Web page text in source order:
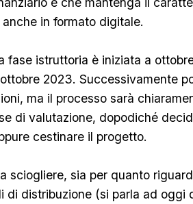
in formato digitale.
fase istruttoria è iniziata a
2023. Successivamente
ma il processo sarà
di valutazione, dopodiché
cestinare il progetto.
sciogliere, sia per quanto
di distribuzione (si parla ad oggi